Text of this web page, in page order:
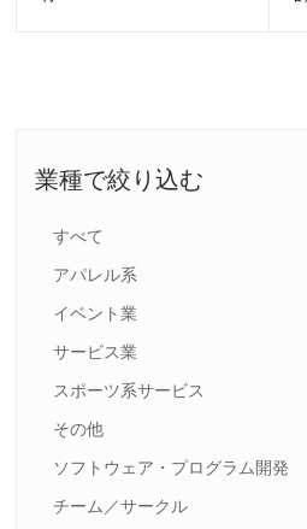
業種で絞り込む
すべて
アパレル系
イベント業
サービス業
スポーツ系サービス
その他
ソフトウェア・プログラム開発
チーム／サークル